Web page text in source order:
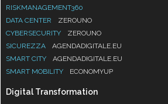
RISKMANAGEMENT360
DATA CENTER
ZEROUNO
CYBERSECURITY
ZEROUNO
SICUREZZA
AGENDADIGITALE.EU
SMART CITY
AGENDADIGITALE.EU
SMART MOBILITY
ECONOMYUP
Digital Transformation